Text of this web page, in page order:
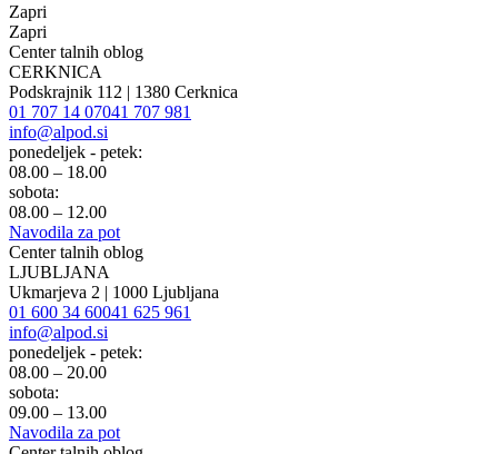
Zapri
Zapri
Center talnih oblog
CERKNICA
Podskrajnik 112 | 1380 Cerknica
01 707 14 07041 707 981
info@alpod.si
ponedeljek - petek:
08.00 – 18.00
sobota:
08.00 – 12.00
Navodila za pot
Center talnih oblog
LJUBLJANA
Ukmarjeva 2 | 1000 Ljubljana
01 600 34 60041 625 961
info@alpod.si
ponedeljek - petek:
08.00 – 20.00
sobota:
09.00 – 13.00
Navodila za pot